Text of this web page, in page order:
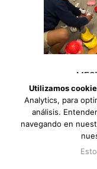
Utilizamos
Analytics, para
análisis.
navegando en